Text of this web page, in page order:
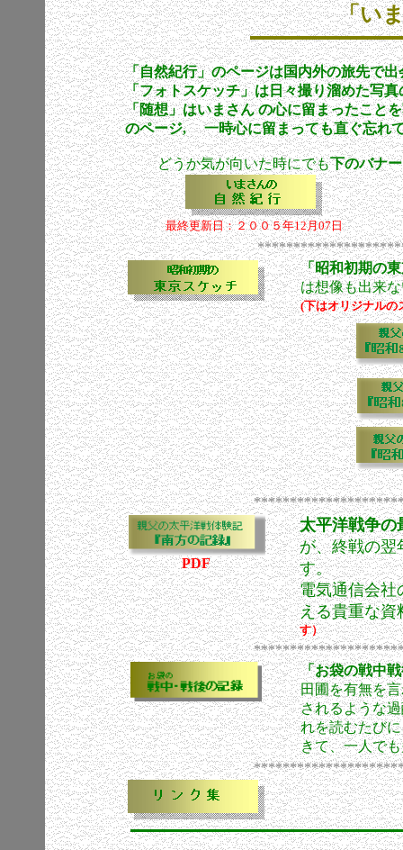
「い
「自然紀行」のページは国内外の旅先で出
「フォトスケッチ」は日々撮り溜めた写真
「随想」はいまさん の心に留まったこと
のページ, 一時心に留まっても直ぐ忘れ
どうか気が向いた時にでも下のバナ
最終更新日：２００５年12月07日
「昭和初期の
は想像も出来
(下はオリジナルの
PDF
太平洋戦争の
が、終戦の翌
す。
電気通信会社
える貴重な資
す）
「お袋の戦中
田圃を有無を
されるような
れを読むたび
きて、一人で